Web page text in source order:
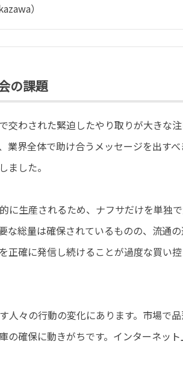
）
の課題
交わされた緊迫したやり取りが大きな
業界全体で助け合うメッセージを出す
した。
に生産されるため、ナフサだけを単独
な総量は確保されているものの、流通
正確に発信し続けることが過度な買い
人々の行動の変化にあります。市場で
確保に動きがちです。インターネット